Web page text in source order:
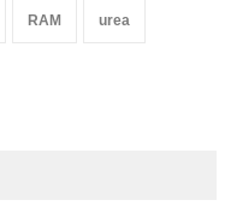
RAM urea